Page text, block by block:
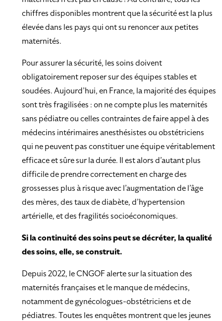
chiffres disponibles montrent que la sécurité est la plus
élevée dans les pays qui ont su renoncer aux petites
maternités.
Pour assurer la sécurité, les soins doivent
obligatoirement reposer sur des équipes stables et
soudées. Aujourd’hui, en France, la majorité des équipes
sont très fragilisées : on ne compte plus les maternités
sans pédiatre ou celles contraintes de faire appel à des
médecins intérimaires anesthésistes ou obstétriciens
qui ne peuvent pas constituer une équipe véritablement
efficace et sûre sur la durée. Il est alors d’autant plus
difficile de prendre correctement en charge des
grossesses plus à risque avec l’augmentation de l’âge
des mères, des taux de diabète, d’hypertension
artérielle, et des fragilités socioéconomiques.
Si la continuité des soins peut se décréter, la qualité
des soins, elle, se construit.
Depuis 2022, le CNGOF alerte sur la situation des
maternités françaises et le manque de médecins,
notamment de gynécologues-obstétriciens et de
pédiatres. Toutes les enquêtes montrent que les jeunes